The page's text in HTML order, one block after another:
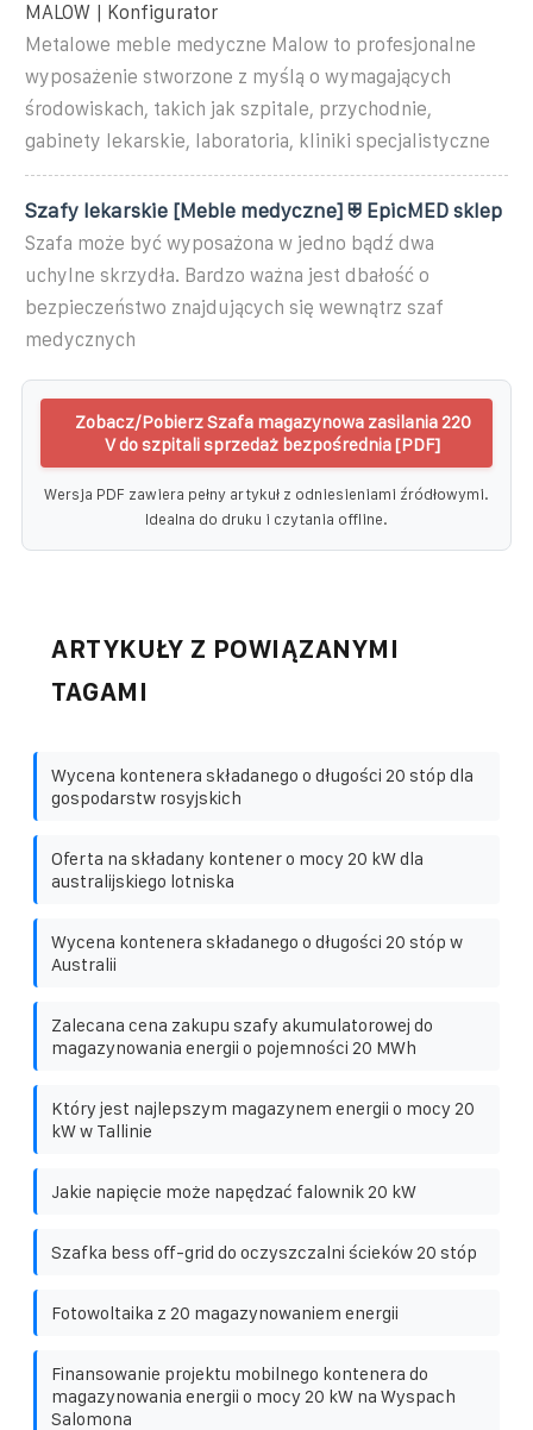
MALOW | Konfigurator
Metalowe meble medyczne Malow to profesjonalne
wyposażenie stworzone z myślą o wymagających
środowiskach, takich jak szpitale, przychodnie,
gabinety lekarskie, laboratoria, kliniki specjalistyczne
Szafy lekarskie [Meble medyczne] ⛨ EpicMED sklep
Szafa może być wyposażona w jedno bądź dwa
uchylne skrzydła. Bardzo ważna jest dbałość o
bezpieczeństwo znajdujących się wewnątrz szaf
medycznych
Zobacz/Pobierz Szafa magazynowa zasilania 220
V do szpitali sprzedaż bezpośrednia [PDF]
Wersja PDF zawiera pełny artykuł z odniesieniami źródłowymi.
Idealna do druku i czytania offline.
ARTYKUŁY Z POWIĄZANYMI
TAGAMI
Wycena kontenera składanego o długości 20 stóp dla
gospodarstw rosyjskich
Oferta na składany kontener o mocy 20 kW dla
australijskiego lotniska
Wycena kontenera składanego o długości 20 stóp w
Australii
Zalecana cena zakupu szafy akumulatorowej do
magazynowania energii o pojemności 20 MWh
Który jest najlepszym magazynem energii o mocy 20
kW w Tallinie
Jakie napięcie może napędzać falownik 20 kW
Szafka bess off-grid do oczyszczalni ścieków 20 stóp
Fotowoltaika z 20 magazynowaniem energii
Finansowanie projektu mobilnego kontenera do
magazynowania energii o mocy 20 kW na Wyspach
Salomona